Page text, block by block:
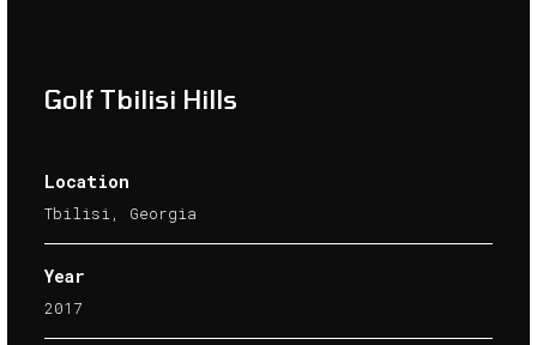
Golf Tbilisi Hills
Location
Tbilisi, Georgia
Year
2017